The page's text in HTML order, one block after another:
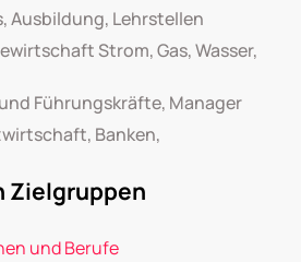
Ausbildung, Lehrstellen
Strom, Gas, Wasser,
Führungskräfte, Manager
Banken,
Zielgruppen
und Berufe